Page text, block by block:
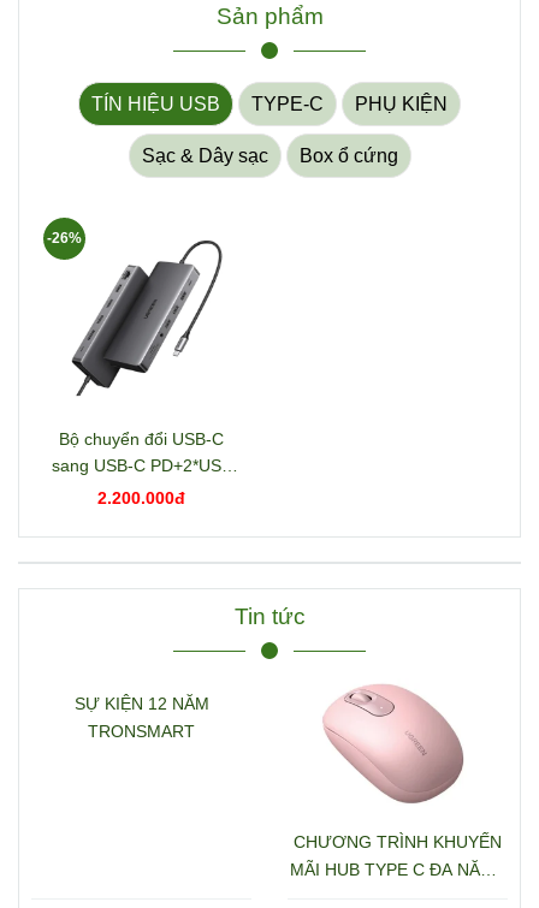
Sản phẩm
TÍN HIỆU USB TYPE-C PHỤ KIỆN
Sạc & Dây sạc Box ổ cứng
Bộ chuyển đổi USB-C
sang USB-C PD+2*USB
3.2+USB-C 3.2+2*USB
2.200.000đ
-26%
Tin tức
SỰ KIỆN 12 NĂM
TRONSMART
CHƯƠNG TRÌNH KHUYẾN
MÃI HUB TYPE C ĐA NĂNG